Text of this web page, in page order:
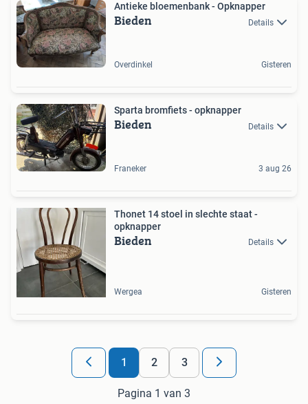
Antieke bloemenbank - Opknapper
Bieden Details
Overdinkel Gisteren
Sparta bromfiets - opknapper
Bieden Details
Franeker 3 aug 26
Thonet 14 stoel in slechte staat -
opknapper
Bieden Details
Wergea Gisteren
1 2 3
Pagina 1 van 3